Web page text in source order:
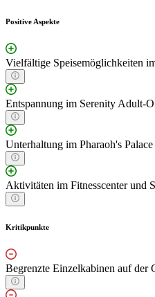
Positive Aspekte
Vielfältige Speisemöglichkeiten
Entspannung im Serenity Adult-
Unterhaltung im Pharaoh's
Aktivitäten im Fitnesscenter und
Kritikpunkte
Begrenzte Einzelkabinen auf der